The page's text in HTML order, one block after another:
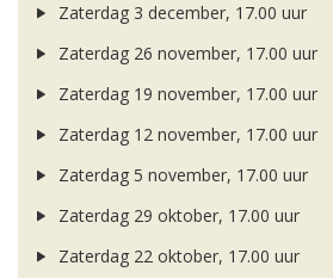
Zaterdag 3 december, 17.00 uur
Zaterdag 26 november, 17.00 uur
Zaterdag 19 november, 17.00 uur
Zaterdag 12 november, 17.00 uur
Zaterdag 5 november, 17.00 uur
Zaterdag 29 oktober, 17.00 uur
Zaterdag 22 oktober, 17.00 uur